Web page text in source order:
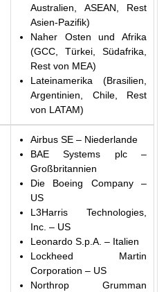
Australien, ASEAN, Rest
Asien-Pazifik)
Naher Osten und Afrika
(GCC, Türkei, Südafrika,
Rest von MEA)
Lateinamerika (Brasilien,
Argentinien, Chile, Rest
von LATAM)
Airbus SE – Niederlande
BAE Systems plc –
Großbritannien
Die Boeing Company –
US
L3Harris Technologies,
Inc. – US
Leonardo S.p.A. – Italien
Lockheed Martin
Corporation – US
Northrop Grumman